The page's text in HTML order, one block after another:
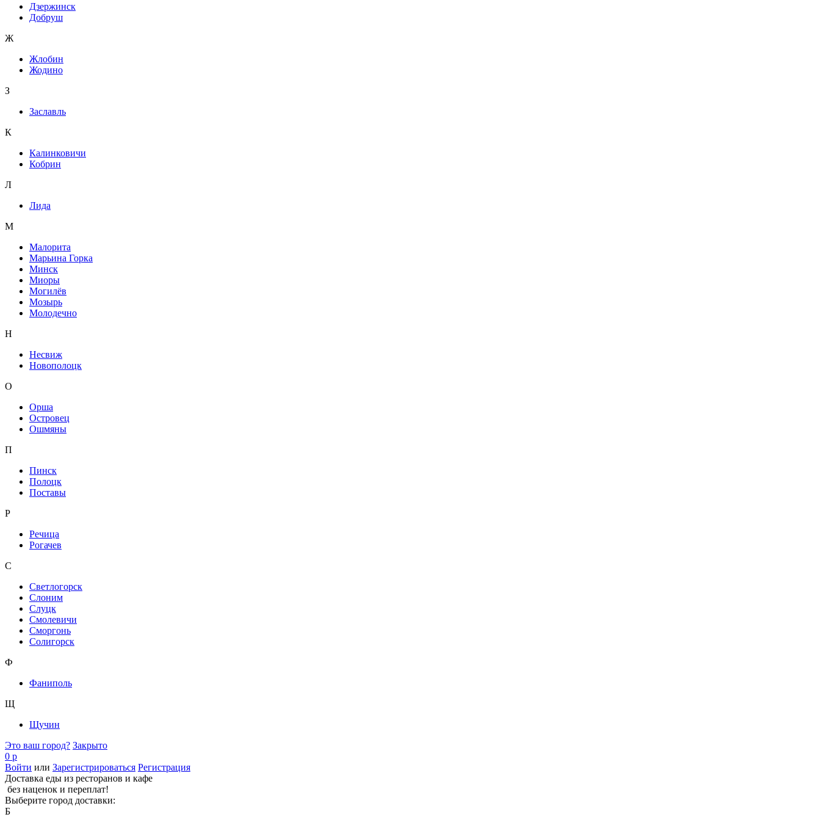
Дзержинск
Добруш
Ж
Жлобин
Жодино
З
Заславль
К
Калинковичи
Кобрин
Л
Лида
М
Малорита
Марьина Горка
Минск
Миоры
Могилёв
Мозырь
Молодечно
Н
Несвиж
Новополоцк
О
Орша
Островец
Ошмяны
П
Пинск
Полоцк
Поставы
Р
Речица
Рогачев
С
Светлогорск
Слоним
Слуцк
Смолевичи
Сморгонь
Солигорск
Ф
Фаниполь
Щ
Щучин
Это ваш город? Закрыто
0 р
Войти или Зарегистрироваться Регистрация
Доставка еды из ресторанов и кафе
без наценок и переплат!
Выберите город доставки:
Б